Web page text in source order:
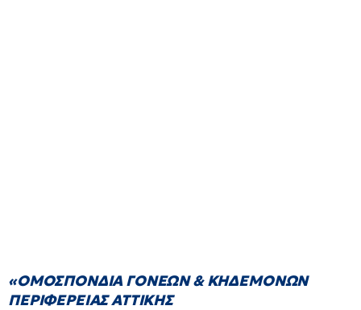
«ΟΜΟΣΠΟΝΔΙΑ ΓΟΝΕΩΝ & ΚΗΔΕΜΟΝΩΝ
ΠΕΡΙΦΕΡΕΙΑΣ ΑΤΤΙΚΗΣ